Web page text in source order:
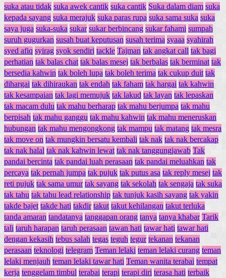
suka atau tidak suka awek cantik suka cantik Suka dalam diam suka
kepada sayang suka merajuk suka paras rupa suka sama suka suka
saya juga suka-suka sukar sukar berbincang sukar fahami sumpah
suruh gugurkan susah buat keputusan susah terima syaaa syahirah
syed afiq syirag syok sendiri tackle Tajman tak angkat call tak bagi
perhatian tak balas chat tak balas mesej tak berbalas tak berminat tak
bersedia kahwin tak boleh lupa tak boleh terima tak cukup duit tak
dihargai tak dihiraukan tak endah tak faham tak hargai tak kahwin
tak kesampaian tak lagi memujuk tak lakud tak layan tak lepaskan
tak macam dulu tak mahu berharap tak mahu berjumpa tak mahu
berpisah tak mahu ganggu tak mahu kahwin tak mahu meneruskan
hubungan tak mahu mengongkong tak mampu tak matang tak mesra
tak move on tak mungkin bersatu kembali tak nak tak nak bercakap
tak nak halal tak nak kahwin lewat tak nak tanggungjawab Tak
pandai bercinta tak pandai luah perasaan tak pandai meluahkan tak
percaya tak pernah jumpa tak pujuk tak putus asa tak reply mesej tak
reti pujuk tak sama umur tak sayang tak sekolah tak sengaja tak suka
tak tahu tak tahu lead relationship tak tunjuk kasih sayang tak yakin
takde bajet takde hati takdir takut takut kehilangan takut terluka
tanda amaran tandatanya tanggapan orang tanya tanya khabar Tarik
tali taruh harapan taruh perasaan tawan hati tawar hati tawar hati
dengan kekasih tebus salah tegas teguh tegur tekanan tekanan
perasaan teknologi telegram Teman lelaki teman lelaki curang teman
lelaki menjauh teman lelaki tawar hati Teman wanita terabai tempat
kerja tenggelam timbul terabai terapi terapi diri terasa hati terbaik